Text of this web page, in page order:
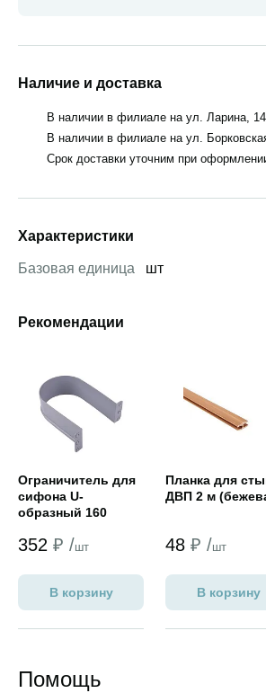
Наличие и доставка
В наличии в филиале на ул. Ларина,
В наличии в филиале на ул.
Срок доставки уточним при
Характеристики
Базовая единица шт
Рекомендации
Ограничитель для
сифона U-
образный 160
352 ₽ /шт
В корзину
Планка для
ДВП 2 м
48 ₽ /шт
В корзину
Помощь